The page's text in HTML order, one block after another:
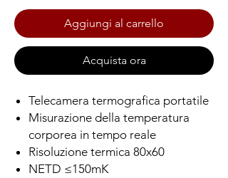
Aggiungi al carrello
Acquista ora
Telecamera termografica portatile
Misurazione della temperatura
corporea in tempo reale
Risoluzione termica 80x60
NETD ≤150mK